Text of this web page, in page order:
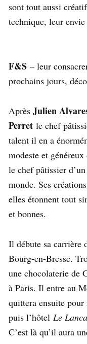
sont tout aussi
technique, leur
F&S – leur
prochains jours,
Après Julien
Perret le chef
talent il en a
modeste et
le chef pâtissier
monde. Ses
elles étonnent tout
et bonnes.
Il débute sa carrière
Bourg-en-Bresse.
une chocolaterie de
à Paris. Il entre au
quittera ensuite
puis l’hôtel Le
C’est là qu’il aura